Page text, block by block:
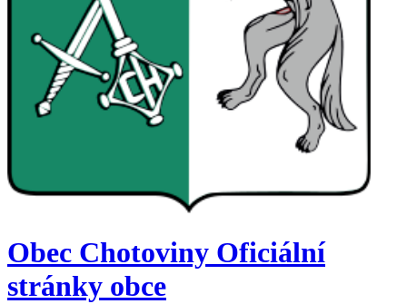
Obec Chotoviny Oficiální
stránky obce